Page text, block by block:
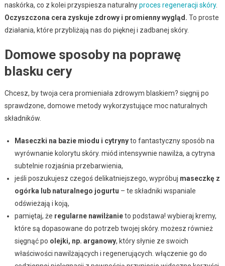
naskórka, co z kolei przyspiesza naturalnyproces regeneracji skóry.
Oczyszczona cera zyskuje zdrowy i promienny wygląd. To proste
działania, które przybliżają nas do pięknej i zadbanej skóry.
Domowe sposoby na poprawę
blasku cery
Chcesz, by twoja cera promieniała zdrowym blaskiem? sięgnij po
sprawdzone, domowe metody wykorzystujące moc naturalnych
składników.
Maseczki na bazie miodu i cytrynyto fantastyczny sposób na
wyrównanie kolorytu skóry. miód intensywnie nawilża, a cytryna
subtelnie rozjaśnia przebarwienia,
jeśli poszukujesz czegoś delikatniejszego, wypróbuj maseczkę z
ogórka lub naturalnego jogurtu – te składniki wspaniale
odświeżają i koją,
pamiętaj, że regularne nawilżanieto podstawa! wybieraj kremy,
które są dopasowane do potrzeb twojej skóry. możesz również
sięgnąć po olejki, np. arganowy, który słynie ze swoich
właściwości nawilżających i regenerujących. włączenie go do